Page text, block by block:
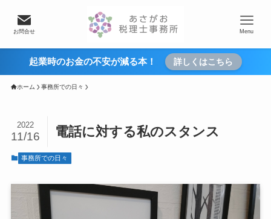
お問合せ Menu
起業時のお金の不安が減る本！ 詳しくはこちら
ホーム 事務所での日々
電話に対する私のスタンス
2022
11/16
事務所での日々